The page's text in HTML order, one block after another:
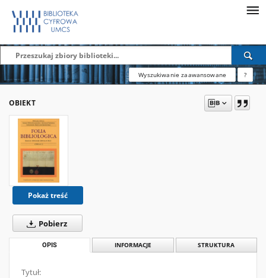
Wyszukiwanie zaawansowane ?
OBIEKT
Pokaż treść
Pobierz
OPIS INFORMACJE STRUKTURA
Tytuł: